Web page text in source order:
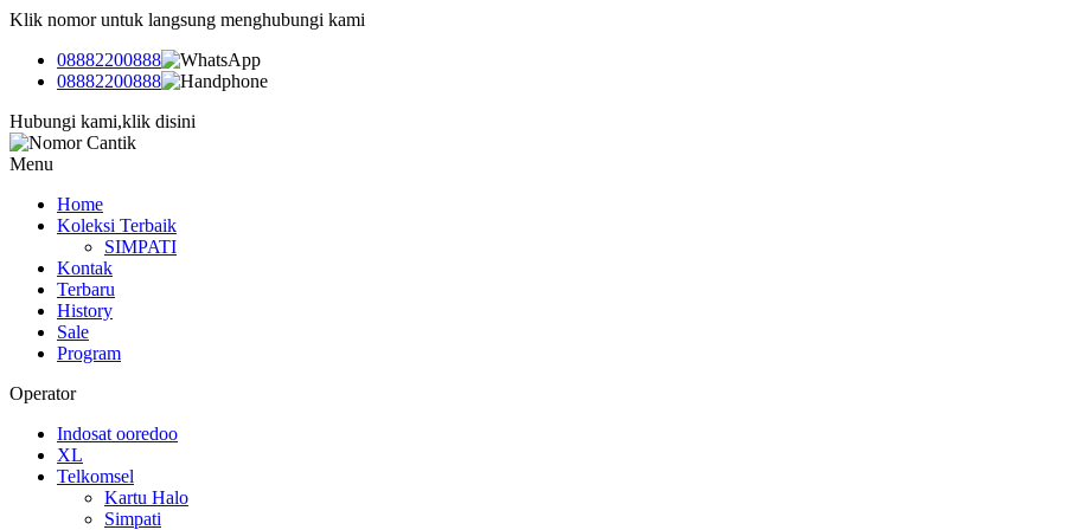
Klik nomor untuk langsung menghubungi kami
08882200888
08882200888
Hubungi kami,klik disini
Menu
Home
Koleksi Terbaik
SIMPATI
Kontak
Terbaru
History
Sale
Program
Operator
Indosat ooredoo
XL
Telkomsel
Kartu Halo
Simpati